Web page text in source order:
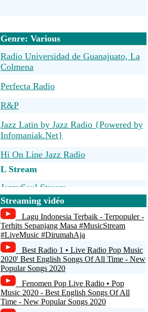
Genre: Various
Radio Universidad de Guanajuato, La
Colmena
Perfecta Radio
R&P
Jazz Latin by Jazz Radio {Powered by
Infomaniak.Net}
Hi On Line Jazz Radio
L Stream
JazzySoul Stream
J1 HITS
Radio Pingvin - Najbolja domaca
zabavna muzika
Central FM
FAPATUR RADIO
Streaming vidéo
Lagu Indonesia Terbaik - Terpopuler -
Terhits Sepanjang Masa #MusicStream
#LiveMusic #DirumahAja
Best Radio 1 • Live Radio Pop Music
2020' Best English Songs Of All Time - New
Popular Songs 2020
Fenomen Pop Live Radio • Pop
Music 2020 - Best English Songs Of All
Time - New Popular Songs 2020